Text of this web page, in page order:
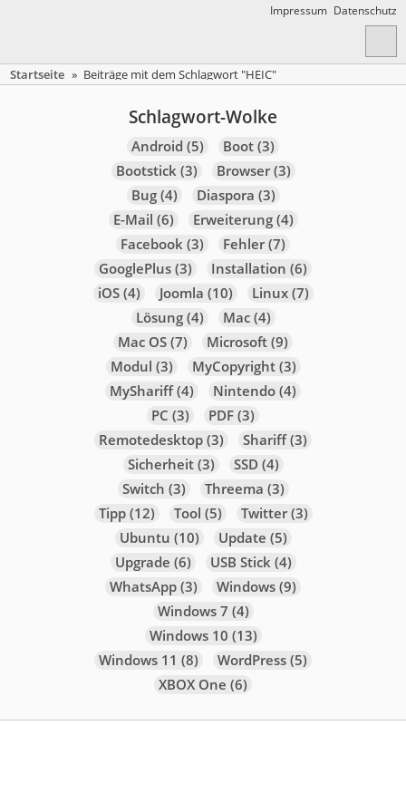
Impressum Datenschutz
Startseite » Beiträge mit dem Schlagwort "HEIC"
Schlagwort-Wolke
Android (5) Boot(3)
Bootstick(3) Browser(3)
Bug(4) Diaspora (3)
E-Mail (6) Erweiterung(4)
Facebook(3) Fehler(7)
GooglePlus(3) Installation (6)
iOS(4) Joomla (10) Linux(7)
Lösung(4) Mac(4)
Mac OS(7) Microsoft(9)
Modul (3) MyCopyright(3)
MyShariff(4) Nintendo(4)
PC (3) PDF(3)
Remotedesktop(3) Shariff(3)
Sicherheit(3) SSD (4)
Switch (3) Threema (3)
Tipp(12) Tool (5) Twitter(3)
Ubuntu (10) Update (5)
Upgrade (6) USB Stick(4)
WhatsApp(3) Windows(9)
Windows 7 (4)
Windows 10 (13)
Windows 11 (8) WordPress(5)
XBOX One (6)